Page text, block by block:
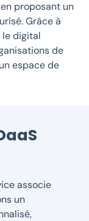
proposant un
Grâce à
le digital
de
espace de
associe
un